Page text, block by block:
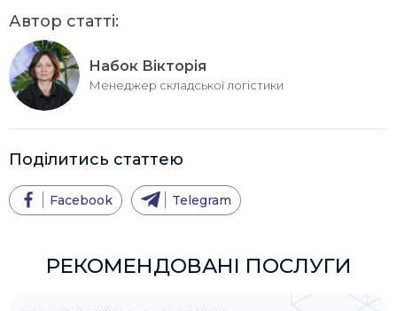
Автор статті:
Набок Вікторія
Менеджер складської логістики
Поділитись статтею
Facebook Telegram
РЕКОМЕНДОВАНІ ПОСЛУГИ